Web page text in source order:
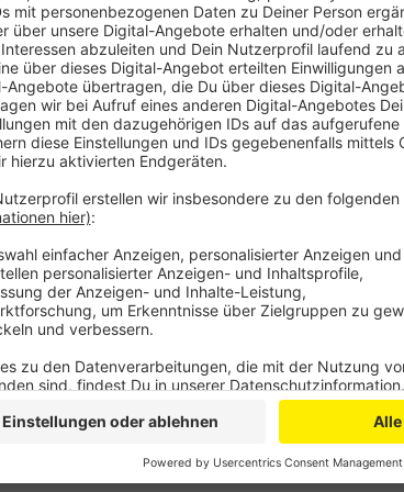
Anzeige
Daran haben fast 300 Betriebe
Weniger Geschäftsreisen bedeuten
Restaurants fürchten um Kunden
Vor allem im Umfeld der Messe-
in der Vergangenheit deutlich von
Anzeige